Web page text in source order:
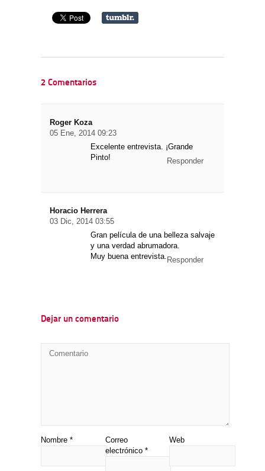
2 Comentarios
Roger Koza
05 Ene, 2014 09:23
Excelente entrevista. ¡Grande
Pinto!
Responder
Horacio Herrera
03 Dic, 2014 03:55
Gran película de una belleza salvaje
y una verdad abrumadora.
Muy buena entrevista. Responder
Dejar un comentario
Nombre *
Correo
electrónico *
Web